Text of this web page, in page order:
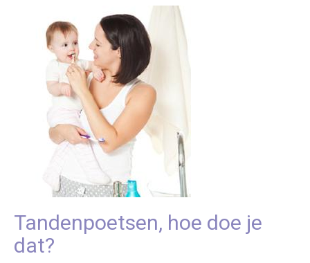
Tandenpoetsen, hoe doe je
dat?